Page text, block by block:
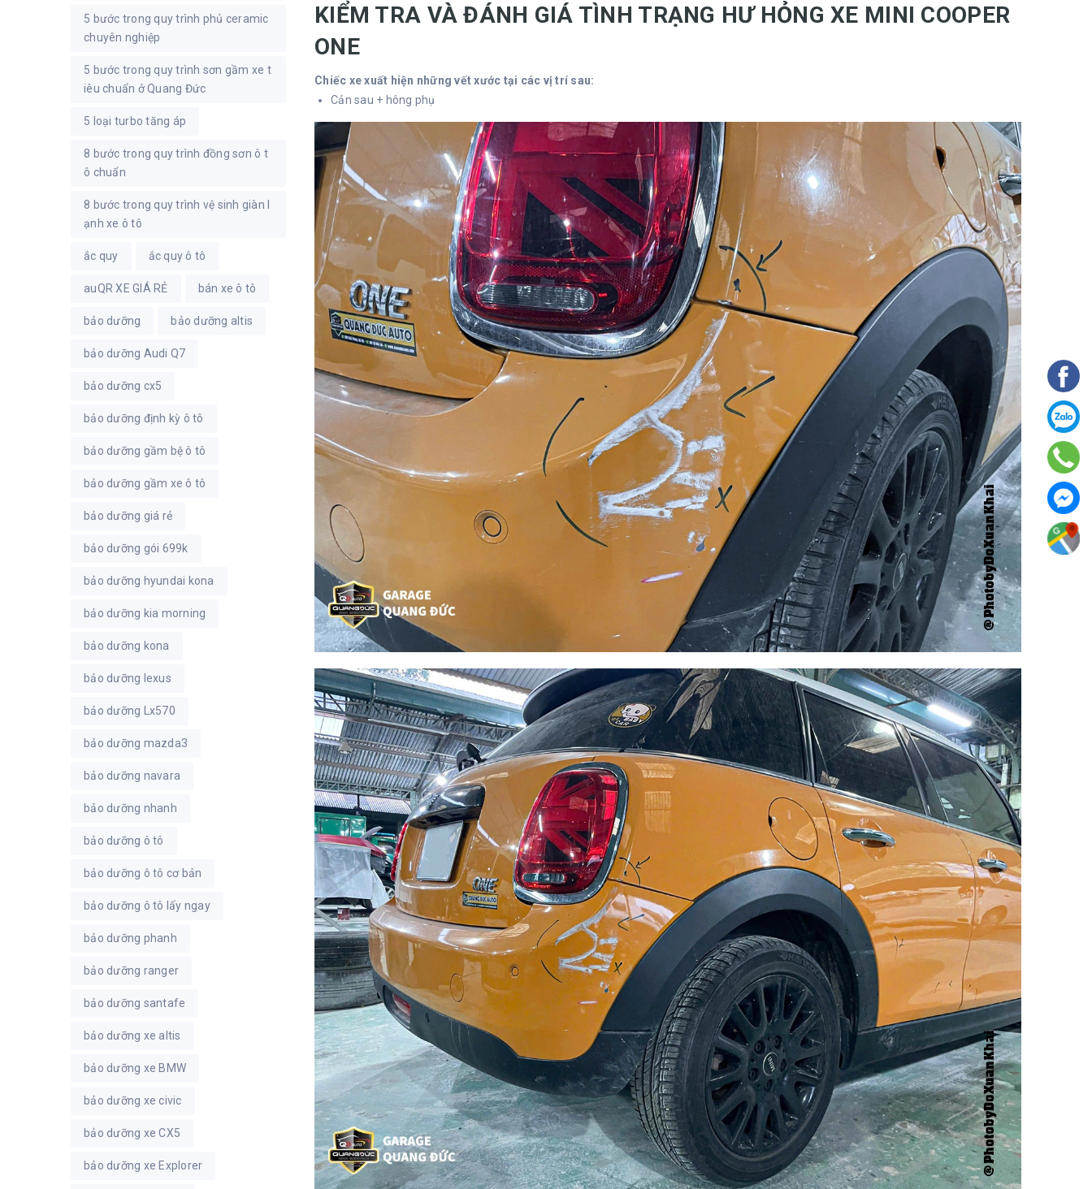
KIỂM TRA VÀ ĐÁNH GIÁ TÌNH TRẠNG HƯ HỎNG XE MINI COOPER
ONE
Chiếc xe xuất hiện những vết xước tại các vị trí sau:
Cản sau + hông phụ
5 bước trong quy trình phủ ceramic
chuyên nghiệp
5 bước trong quy trình sơn gầm xe t
iêu chuẩn ở Quang Đức
5 loại turbo tăng áp
8 bước trong quy trình đồng sơn ô t
ô chuẩn
8 bước trong quy trình vệ sinh giàn l
ạnh xe ô tô
ắc quy ắc quy ô tô
auQR XE GIÁ RẺ bán xe ô tô
bảo dưỡng bảo dưỡng altis
bảo dưỡng Audi Q7
bảo dưỡng cx5
bảo dưỡng định kỳ ô tô
bảo dưỡng gầm bệ ô tô
bảo dưỡng gầm xe ô tô
bảo dưỡng giá rẻ
bảo dưỡng gói 699k
bảo dưỡng hyundai kona
bảo dưỡng kia morning
bảo dưỡng kona
bảo dưỡng lexus
bảo dưỡng Lx570
bảo dưỡng mazda3
bảo dưỡng navara
bảo dưỡng nhanh
bảo dưỡng ô tô
bảo dưỡng ô tô cơ bản
bảo dưỡng ô tô lấy ngay
bảo dưỡng phanh
bảo dưỡng ranger
bảo dưỡng santafe
bảo dưỡng xe altis
bảo dưỡng xe BMW
bảo dưỡng xe civic
bảo dưỡng xe CX5
bảo dưỡng xe Explorer